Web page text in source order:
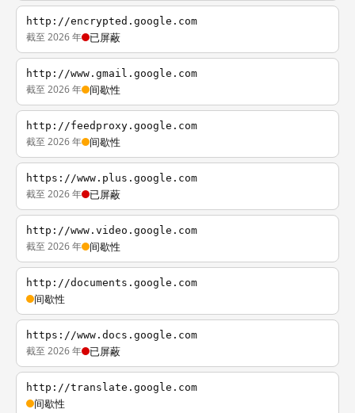
http://encrypted.google.com
截至 2026 年 已屏蔽
http://www.gmail.google.com
截至 2026 年 间歇性
http://feedproxy.google.com
截至 2026 年 间歇性
https://www.plus.google.com
截至 2026 年 已屏蔽
http://www.video.google.com
截至 2026 年 间歇性
http://documents.google.com
间歇性
https://www.docs.google.com
截至 2026 年 已屏蔽
http://translate.google.com
间歇性